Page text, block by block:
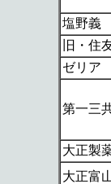
塩野義
旧・住
ゼリア
第一三
大正製
大正富